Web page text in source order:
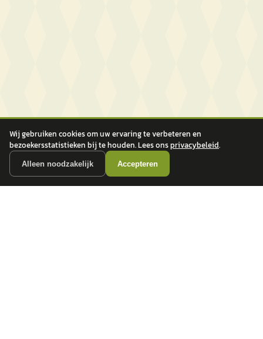
Wij gebruiken cookies om uw ervaring te verbeteren en
bezoekersstatistieken bij te houden. Lees onsprivacybeleid.
Alleen noodzakelijk Accepteren